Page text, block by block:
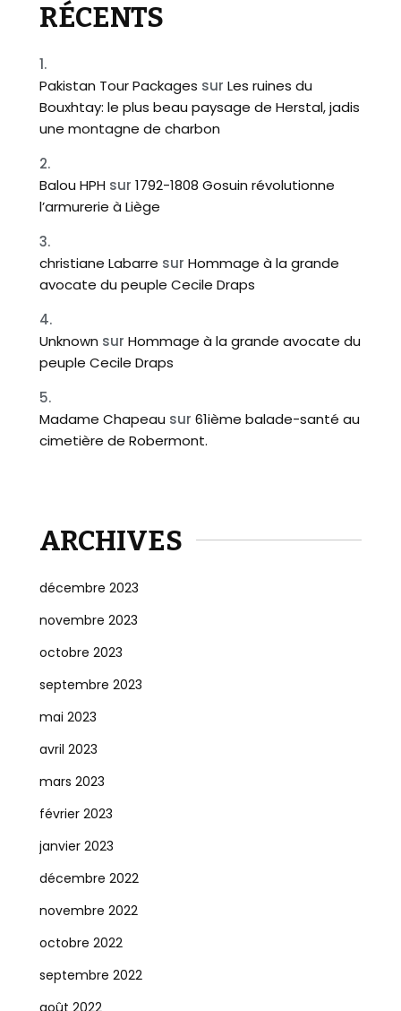
RÉCENTS
Pakistan Tour Packages sur Les ruines du
Bouxhtay: le plus beau paysage de Herstal, jadis
une montagne de charbon
Balou HPH sur 1792-1808 Gosuin révolutionne
l’armurerie à Liège
christiane Labarre sur Hommage à la grande
avocate du peuple Cecile Draps
Unknown sur Hommage à la grande avocate du
peuple Cecile Draps
Madame Chapeau sur 61ième balade-santé au
cimetière de Robermont.
ARCHIVES
décembre 2023
novembre 2023
octobre 2023
septembre 2023
mai 2023
avril 2023
mars 2023
février 2023
janvier 2023
décembre 2022
novembre 2022
octobre 2022
septembre 2022
août 2022